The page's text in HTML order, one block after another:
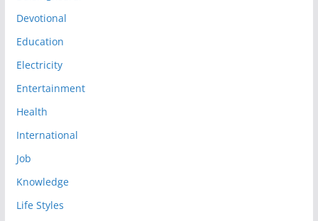
Devotional
Education
Electricity
Entertainment
Health
International
Job
Knowledge
Life Styles